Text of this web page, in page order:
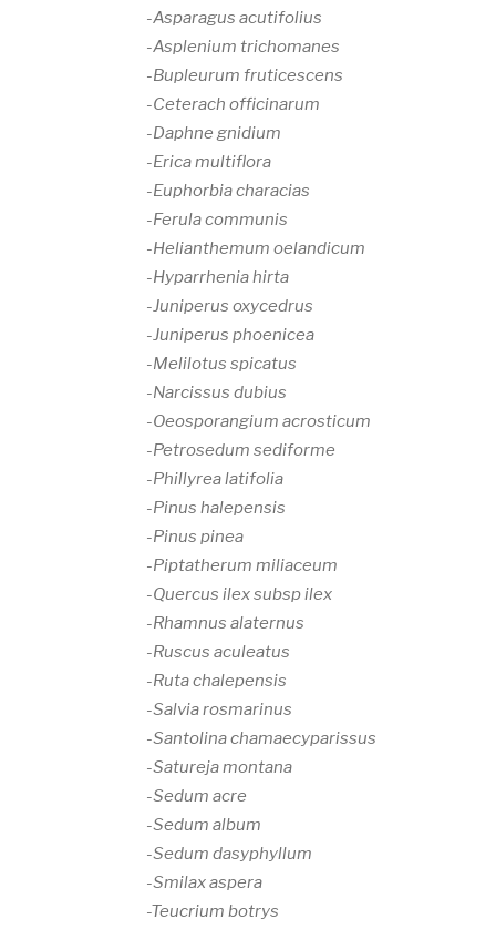
-Asparagus acutifolius
-Asplenium trichomanes
-Bupleurum fruticescens
-Ceterach officinarum
-Daphne gnidium
-Erica multiflora
-Euphorbia characias
-Ferula communis
-Helianthemum oelandicum
-Hyparrhenia hirta
-Juniperus oxycedrus
-Juniperus phoenicea
-Melilotus spicatus
-Narcissus dubius
-Oeosporangium acrosticum
-Petrosedum sediforme
-Phillyrea latifolia
-Pinus halepensis
-Pinus pinea
-Piptatherum miliaceum
-Quercus ilex subsp ilex
-Rhamnus alaternus
-Ruscus aculeatus
-Ruta chalepensis
-Salvia rosmarinus
-Santolina chamaecyparissus
-Satureja montana
-Sedum acre
-Sedum album
-Sedum dasyphyllum
-Smilax aspera
-Teucrium botrys